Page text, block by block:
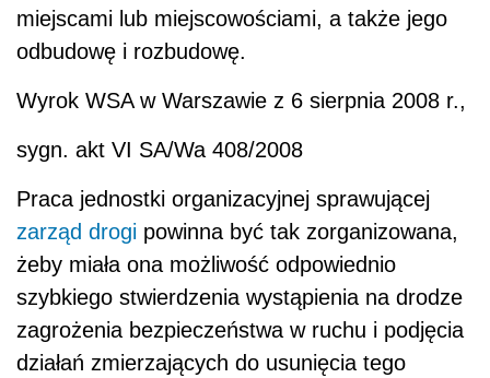
miejscami lub miejscowościami, a także jego
odbudowę i rozbudowę.
Wyrok WSA w Warszawie z 6 sierpnia 2008 r.,
sygn. akt VI SA/Wa 408/2008
Praca jednostki organizacyjnej sprawującej
zarząd drogi powinna być tak zorganizowana,
żeby miała ona możliwość odpowiednio
szybkiego stwierdzenia wystąpienia na drodze
zagrożenia bezpieczeństwa w ruchu i podjęcia
działań zmierzających do usunięcia tego